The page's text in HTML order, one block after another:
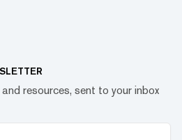
resources, sent to your inbox